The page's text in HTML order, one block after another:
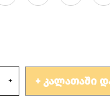
ᲙᲐᲚᲐᲗᲐᲨᲘ